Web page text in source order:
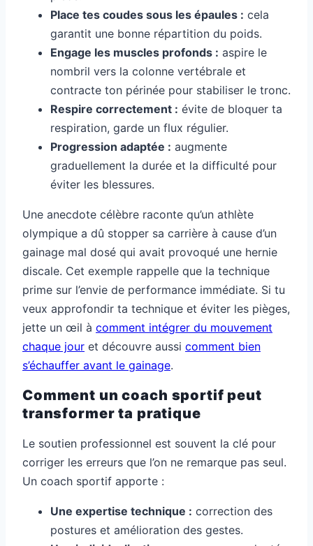
Place tes coudes sous les épaules : cela
garantit une bonne répartition du poids.
Engage les muscles profonds : aspire le
nombril vers la colonne vertébrale et
contracte ton périnée pour stabiliser le tronc.
Respire correctement : évite de bloquer ta
respiration, garde un flux régulier.
Progression adaptée : augmente
graduellement la durée et la difficulté pour
éviter les blessures.
Une anecdote célèbre raconte qu’un athlète
olympique a dû stopper sa carrière à cause d’un
gainage mal dosé qui avait provoqué une hernie
discale. Cet exemple rappelle que la technique
prime sur l’envie de performance immédiate. Si tu
veux approfondir ta technique et éviter les pièges,
jette un œil à comment intégrer du mouvement
chaque jour et découvre aussi comment bien
s’échauffer avant le gainage.
Comment un coach sportif peut
transformer ta pratique
Le soutien professionnel est souvent la clé pour
corriger les erreurs que l’on ne remarque pas seul.
Un coach sportif apporte :
Une expertise technique : correction des
postures et amélioration des gestes.